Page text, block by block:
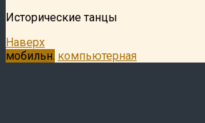
Исторические танцы
Наверх
мобильн. компьютерная